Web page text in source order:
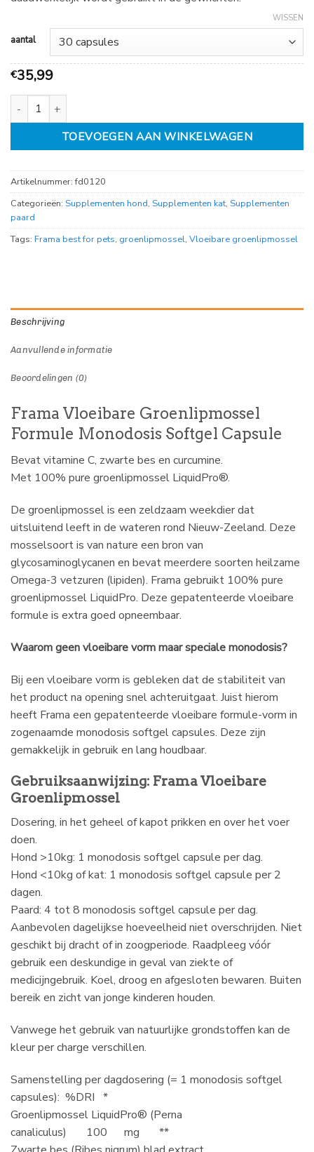
aantal
WISSEN
€35,99
Frama Vloeibare Groenlipmossel Softgel Capsule aantal
TOEVOEGEN AAN WINKELWAGEN
Artikelnummer:fd0120
Categorieën: Supplementen hond, Supplementen kat, Supplementen
paard
Tags: Frama best for pets, groenlipmossel, Vloeibare groenlipmossel
Beschrijving
Aanvullende informatie
Beoordelingen (0)
Frama Vloeibare Groenlipmossel
Formule Monodosis Softgel Capsule
Bevat vitamine C, zwarte bes en curcumine.
Met 100% pure groenlipmossel LiquidPro®.
De groenlipmossel is een zeldzaam weekdier dat
uitsluitend leeft in de wateren rond Nieuw-Zeeland. Deze
mosselsoort is van nature een bron van
glycosaminoglycanen en bevat meerdere soorten heilzame
Omega-3 vetzuren (lipiden). Frama gebruikt 100% pure
groenlipmossel LiquidPro. Deze gepatenteerde vloeibare
formule is extra goed opneembaar.
Waarom geen vloeibare vorm maar speciale monodosis?
Bij een vloeibare vorm is gebleken dat de stabiliteit van
het product na opening snel achteruitgaat. Juist hierom
heeft Frama een gepatenteerde vloeibare formule-vorm in
zogenaamde monodosis softgel capsules. Deze zijn
gemakkelijk in gebruik en lang houdbaar.
Gebruiksaanwijzing: Frama Vloeibare
Groenlipmossel
Dosering, in het geheel of kapot prikken en over het voer
doen.
Hond >10kg: 1 monodosis softgel capsule per dag.
Hond <10kg of kat: 1 monodosis softgel capsule per 2
dagen.
Paard: 4 tot 8 monodosis softgel capsule per dag.
Aanbevolen dagelijkse hoeveelheid niet overschrijden. Niet
geschikt bij dracht of in zoogperiode. Raadpleeg vóór
gebruik een deskundige in geval van ziekte of
medicijngebruik. Koel, droog en afgesloten bewaren. Buiten
bereik en zicht van jonge kinderen houden.
Vanwege het gebruik van natuurlijke grondstoffen kan de
kleur per charge verschillen.
Samenstelling per dagdosering (= 1 monodosis softgel
capsules): %DRI *
Groenlipmossel LiquidPro® (Perna
canaliculus) 100 mg **